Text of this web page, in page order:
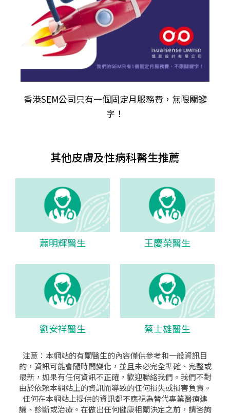
香港SEM公司只有一個固定月服務費，無限關𨫡
字！
其他皮膚及性病科醫生推薦
蕭明輝醫生 王慶榮醫生
劉安祥醫生 蔡士雄醫生
注意：本網站的有關醫生的內容僅供參考和一般資訊目
的，資訊可能會隨時間變化，並且未必完全準確、完整或
最新，如果有任何資訊不正確，歡迎聯絡我們。我們不對
由於依賴本網站上的資訊而導致的任何損失或損害負責。
任何在本網站上提供的資訊都不應視為替代專業醫療建
議、診斷或治療。在做出任何健康相關決定之前，請咨詢